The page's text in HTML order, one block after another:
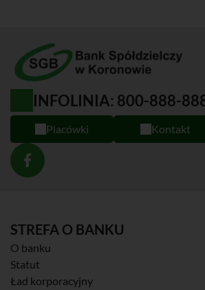
INFOLINIA: 800-888-
Placówki Kontakt
STREFA O BANKU
O banku
Statut
Ład korporacyjny